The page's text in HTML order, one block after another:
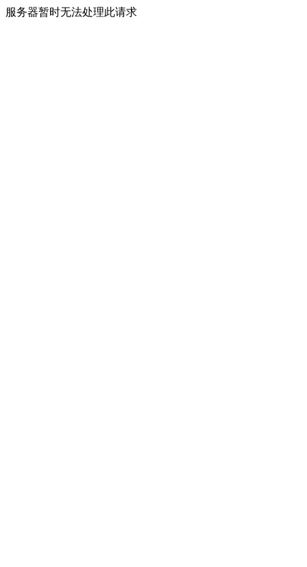
服务器暂时无法处理此请求